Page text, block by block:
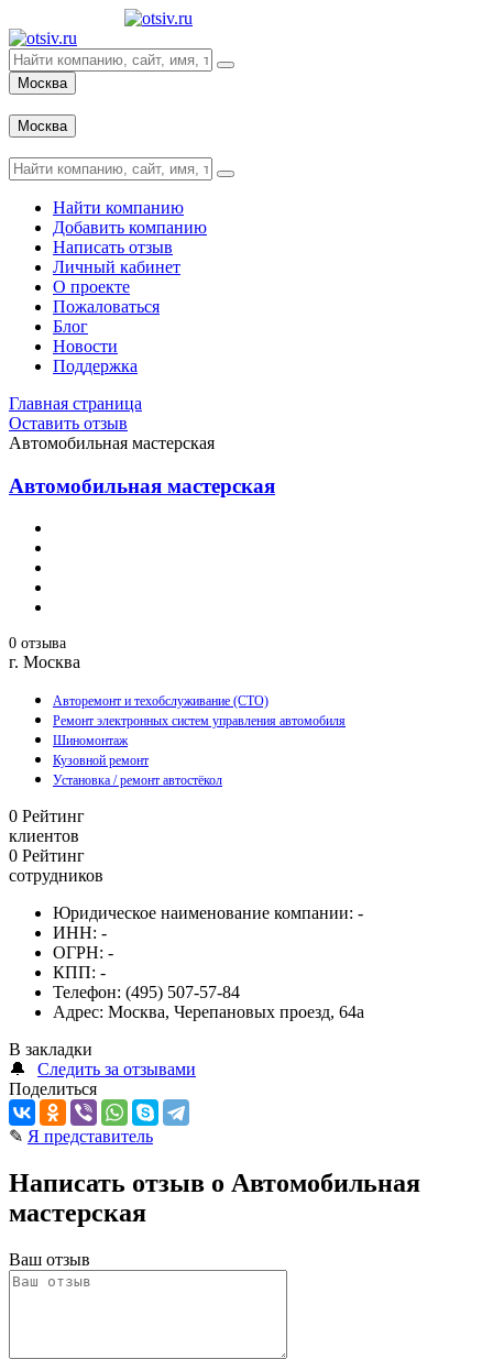
Москва
Москва
Найти компанию
Добавить компанию
Написать отзыв
Личный кабинет
О проекте
Пожаловаться
Блог
Новости
Поддержка
Главная страница
Оставить отзыв
Автомобильная мастерская
Автомобильная мастерская
0 отзыва
г. Москва
Авторемонт и техобслуживание (СТО)
Ремонт электронных систем управления автомобиля
Шиномонтаж
Кузовной ремонт
Установка / ремонт автостёкол
0 Рейтинг
клиентов
0 Рейтинг
сотрудников
Юридическое наименование компании: -
ИНН: -
ОГРН: -
КПП: -
Телефон: (495) 507-57-84
Адрес: Москва, Черепановых проезд, 64а
В закладки
🔔
Следить за отзывами
Поделиться
✎ Я представитель
Написать отзыв о Автомобильная
мастерская
Ваш отзыв